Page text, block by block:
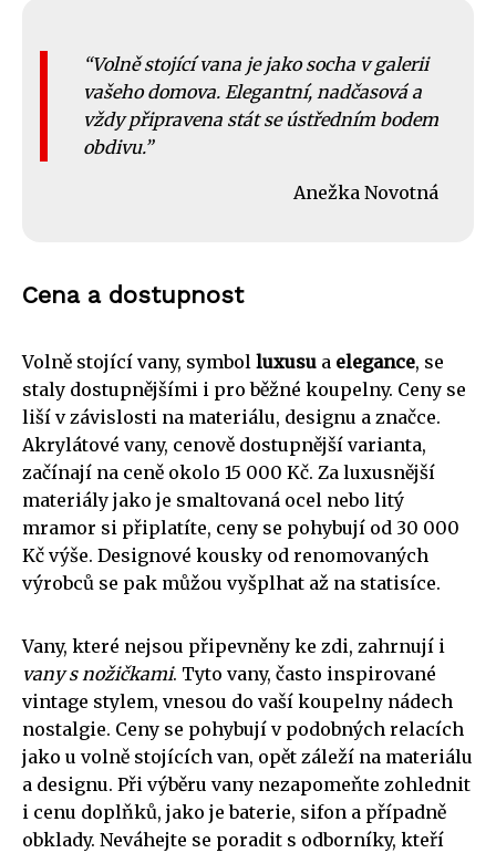
Volně stojící vana je jako socha v galerii
vašeho domova. Elegantní, nadčasová a
vždy připravena stát se ústředním bodem
obdivu.
Anežka Novotná
Cena a dostupnost
Volně stojící vany, symbol luxusu a elegance, se
staly dostupnějšími i pro běžné koupelny. Ceny se
liší v závislosti na materiálu, designu a značce.
Akrylátové vany, cenově dostupnější varianta,
začínají na ceně okolo 15 000 Kč. Za luxusnější
materiály jako je smaltovaná ocel nebo litý
mramor si připlatíte, ceny se pohybují od 30 000
Kč výše. Designové kousky od renomovaných
výrobců se pak můžou vyšplhat až na statisíce.
Vany, které nejsou připevněny ke zdi, zahrnují i
vany s nožičkami. Tyto vany, často inspirované
vintage stylem, vnesou do vaší koupelny nádech
nostalgie. Ceny se pohybují v podobných relacích
jako u volně stojících van, opět záleží na materiálu
a designu. Při výběru vany nezapomeňte zohlednit
i cenu doplňků, jako je baterie, sifon a případně
obklady. Neváhejte se poradit s odborníky, kteří